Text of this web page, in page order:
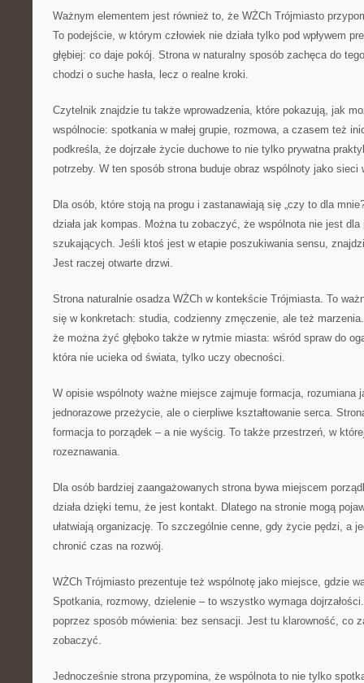
Ważnym elementem jest również to, że WŻCh Trójmiasto
To podejście, w którym człowiek nie działa tylko pod wpływem
głębiej: co daje pokój. Strona w naturalny sposób zachęca do
chodzi o suche hasła, lecz o realne kroki.
Czytelnik znajdzie tu także wprowadzenia, które pokazują, jak
wspólnocie: spotkania w małej grupie, rozmowa, a czasem też
podkreśla, że dojrzałe życie duchowe to nie tylko prywatna
potrzeby. W ten sposób strona buduje obraz wspólnoty jako sieci
Dla osób, które stoją na progu i zastanawiają się „czy to dla
działa jak kompas. Można tu zobaczyć, że wspólnota nie jest
szukających. Jeśli ktoś jest w etapie poszukiwania sensu,
Jest raczej otwarte drzwi.
Strona naturalnie osadza WŻCh w kontekście Trójmiasta. To
się w konkretach: studia, codzienny zmęczenie, ale też
że można żyć głęboko także w rytmie miasta: wśród spraw do
która nie ucieka od świata, tylko uczy obecności.
W opisie wspólnoty ważne miejsce zajmuje formacja, rozumiana
jednorazowe przeżycie, ale o cierpliwe kształtowanie serca.
formacja to porządek – a nie wyścig. To także przestrzeń, w
rozeznawania.
Dla osób bardziej zaangażowanych strona bywa miejscem
działa dzięki temu, że jest kontakt. Dlatego na stronie mogą
ułatwiają organizację. To szczególnie cenne, gdy życie pędzi, a
chronić czas na rozwój.
WŻCh Trójmiasto prezentuje też wspólnotę jako miejsce, gdzie
Spotkania, rozmowy, dzielenie – to wszystko wymaga
poprzez sposób mówienia: bez sensacji. Jest tu klarowność, co
zobaczyć.
Jednocześnie strona przypomina, że wspólnota to nie tylko